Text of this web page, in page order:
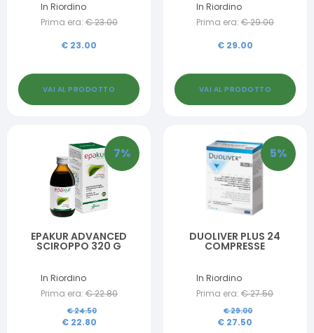
In Riordino
Prima era: €23.00
€ 23.00
VAI AL PRODOTTO
In Riordino
Prima era: €29.00
€ 29.00
VAI AL PRODOTTO
7%
EPAKUR ADVANCED
SCIROPPO 320 G
In Riordino
Prima era: €22.80
€24.50
€ 22.80
5%
DUOLIVER PLUS 24
COMPRESSE
In Riordino
Prima era: €27.50
€29.00
€ 27.50